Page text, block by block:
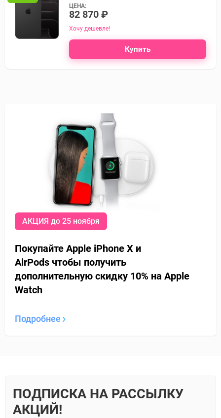
ЦЕНА:
82 870 ₽
Хочу дешевле!
Купить
АКЦИЯ до 25 ноября
Покупайте Apple iPhone X и
AirPods чтобы получить
дополнительную скидку 10% на Apple
Watch
Подробнее
ПОДПИСКА НА РАССЫЛКУ
АКЦИЙ!